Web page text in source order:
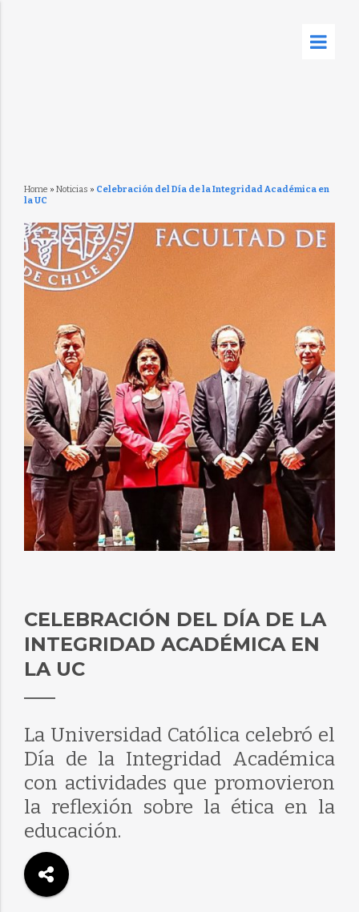
Home » Noticias » Celebración del Día de la Integridad Académica en
la UC
CELEBRACIÓN DEL DÍA DE LA
INTEGRIDAD ACADÉMICA EN
LA UC
La Universidad Católica celebró el
Día de la Integridad Académica
con actividades que promovieron
la reflexión sobre la ética en la
educación.